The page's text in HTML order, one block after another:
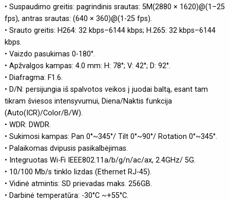
• Suspaudimo greitis: pagrindinis srautas: 5M(2880 × 1620)@(1–25
fps), antras srautas: (640 × 360)@(1-25 fps).
• Srauto greitis: H264: 32 kbps–6144 kbps; H.265: 32 kbps–6144
kbps.
• Vaizdo pasukimas 0-180°.
• Apžvalgos kampas: 4.0 mm: H: 78°; V: 42°; D: 92°.
• Diafragma: F1.6.
• D/N: persijungia iš spalvotos veikos į juodai baltą, esant tam
tikram šviesos intensyvumui, Diena/Naktis funkcija
(Auto(ICR)/Color/B/W).
• WDR: DWDR.
• Sukimosi kampas: Pan 0°~345°/ Tilt 0°~90°/ Rotation 0°~345°.
• Palaikomas dvipusis pasikalbėjimas.
• Integruotas Wi-Fi IEEE802.11a/b/g/n/ac/ax, 2.4GHz/ 5G.
• 10/100 Mb/s tinklo lizdas (Ethernet RJ-45).
• Vidinė atmintis: SD prievadas maks. 256GB.
• Darbinė temperatūra: -30°C ~+55°C.